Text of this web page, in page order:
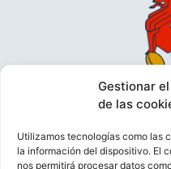
Gestionar
de las
Utilizamos tecnologías como las
la información del dispositivo. El
nos permitirá procesar datos